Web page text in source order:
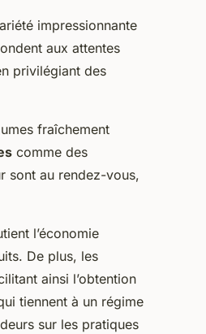
impressionnante
aux attentes
privilégiant des
fraîchement
comme des
sont au rendez-vous,
l’économie
De plus, les
ainsi l’obtention
tiennent à un régime
sur les pratiques